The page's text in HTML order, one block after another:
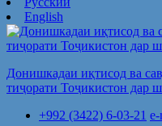
English
Донишкадаи иқтисод ва
тиҷорати Тоҷикистон дар
+992 (3422) 6-03-21